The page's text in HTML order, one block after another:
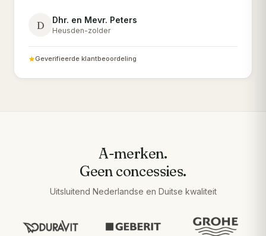
D Dhr. en Mevr. Peters
Heusden-zolder
Geverifieerde klantbeoordeling
A-merken.
Geen concessies.
Uitsluitend Nederlandse en Duitse kwaliteit